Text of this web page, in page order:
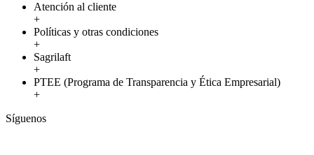
Atención al cliente
+
Políticas y otras condiciones
+
Sagrilaft
+
PTEE (Programa de Transparencia y Ética Empresarial)
+
Síguenos